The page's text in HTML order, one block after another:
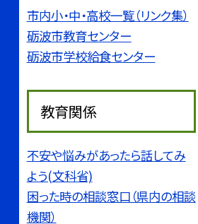
市内小・中・高校一覧（リンク集）
砺波市教育センター
砺波市学校給食センター
教育関係
不安や悩みがあったら話してみ
よう(文科省)
困った時の相談窓口（県内の相談
機関）